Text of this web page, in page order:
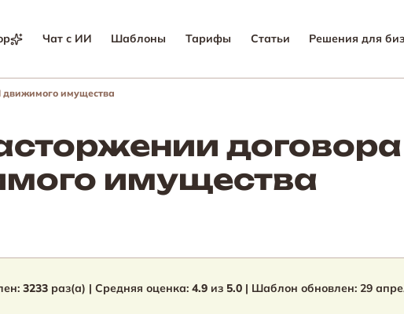
Чат с ИИ Шаблоны Тарифы Статьи Решения для
имущества
имущества
3233раз(а) | Средняя оценка: 4.9из 5.0| Шаблон обновлен: 29